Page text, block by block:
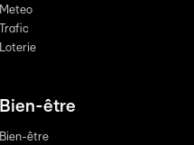
Meteo
Trafic
Loterie
Bien-être
Bien-être